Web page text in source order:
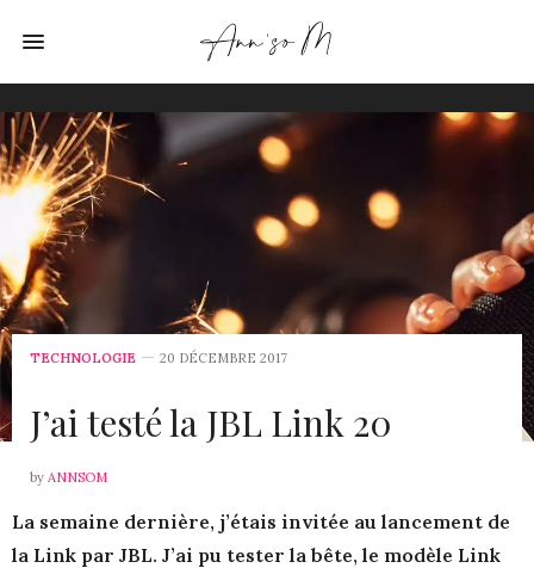
TECHNOLOGIE 20 DÉCEMBRE 2017
J’ai testé la JBL Link 20
by ANNSOM
La semaine dernière, j’étais invitée au lancement de
la Link par JBL. J’ai pu tester la bête, le modèle Link